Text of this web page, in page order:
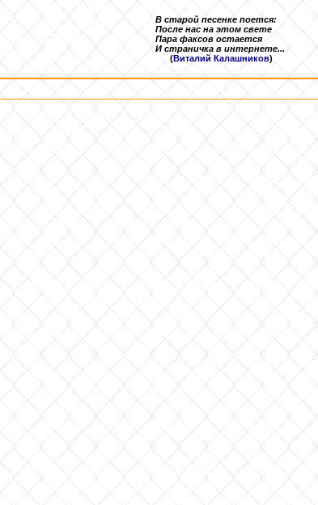
В старой песенке поется:
После нас на этом свете
Пара факсов остается
И страничка в интернете...
(Виталий Калашников)